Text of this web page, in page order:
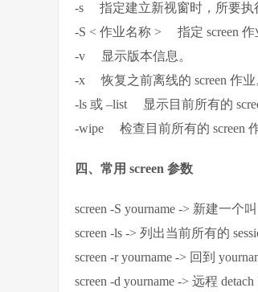
-s 指定建立新视窗时，所要执
-S < 作业名称 > 指定 screen 作
-v 显示版本信息。
-x 恢复之前离线的 screen 作业
-ls 或 –list 显示目前所有的
-wipe 检查目前所有的 screen
四、常用 screen 参数
screen -S yourname -> 新建一个
screen -ls -> 列出当前所有的
screen -r yourname -> 回到
screen -d yourname -> 远程 detach